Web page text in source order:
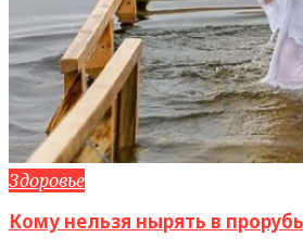
Здоровье
Кому нельзя нырять в